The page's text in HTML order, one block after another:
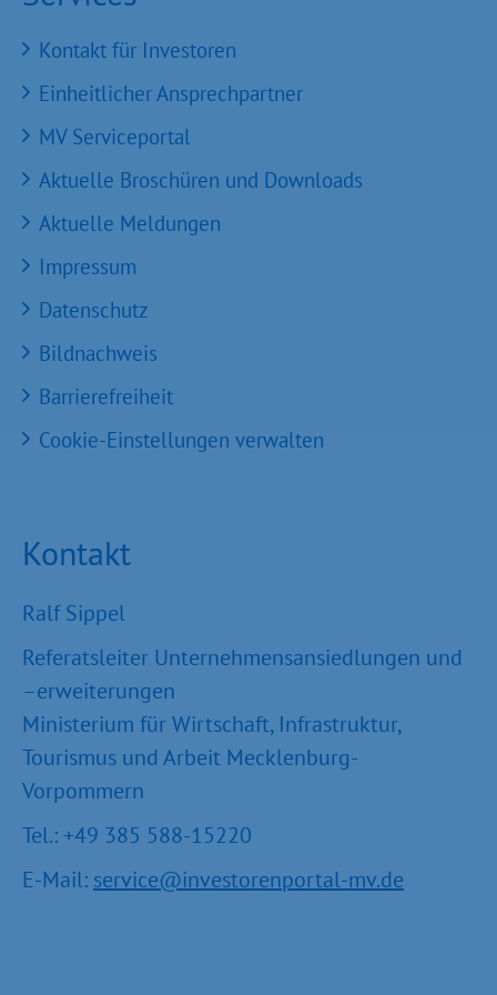
Kontakt für Investoren
Einheitlicher Ansprechpartner
MV Serviceportal
Aktuelle Broschüren und Downloads
Aktuelle Meldungen
Impressum
Datenschutz
Bildnachweis
Barrierefreiheit
Cookie-Einstellungen verwalten
Kontakt
Ralf Sippel
Referatsleiter Unternehmensansiedlungen und
–erweiterungen
Ministerium für Wirtschaft, Infrastruktur,
Tourismus und Arbeit Mecklenburg-
Vorpommern
Tel.: +49 385 588-15220
E-Mail: service@investorenportal-mv.de